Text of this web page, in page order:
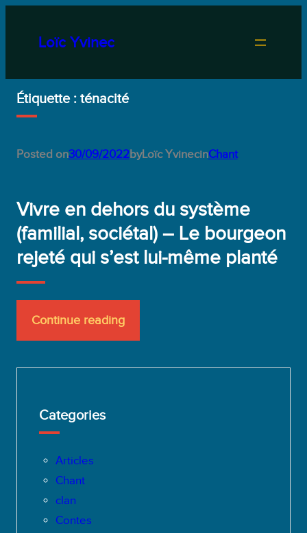
Loïc Yvinec
Étiquette : ténacité
Posted on30/09/2022byLoïc YvinecinChant
Vivre en dehors du système
(familial, sociétal) – Le bourgeon
rejeté qui s’est lui-même planté
Continue reading
Categories
Articles
Chant
clan
Contes